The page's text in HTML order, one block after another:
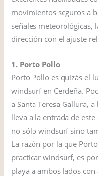
movimientos seguros a
señales meteorológicas,
dirección con el ajuste
1. Porto Pollo
Porto Pollo es quizás el
windsurf en Cerdeña.
a Santa Teresa Gallura,
lleva a la entrada de
no sólo windsurf sino
La razón por la que
practicar windsurf, es
playa a ambos lados